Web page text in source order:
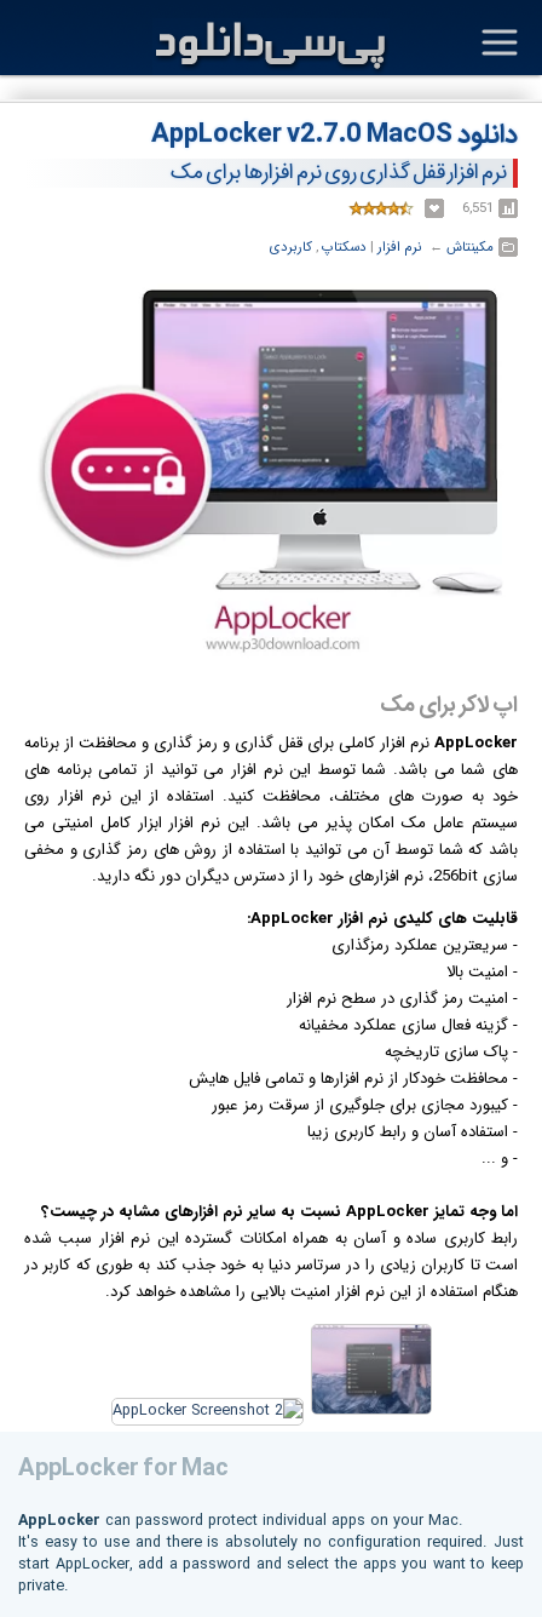
دانلود AppLocker v2.7.0 MacOS
نرم افزار قفل گذاری روی نرم افزارها برای مک
6,551
مکینتاش ← ‏ نرم افزار ‏| دسکتاپ,کاربردی
اپ لاکر برای مک
AppLockerنرم افزار کاملی برای قفل گذاری و رمز گذاری و محافظت از برنامه
های شما می باشد. شما توسط این نرم افزار می توانید از تمامی برنامه های
خود به صورت های مختلف، محافظت کنید. استفاده از این نرم افزار روی
سیستم عامل مک امکان پذیر می باشد. این نرم افزار ابزار کامل امنیتی می
باشد که شما توسط آن می توانید با استفاده از روش های رمز گذاری و مخفی
سازی 256bit، نرم افزارهای خود را از دسترس دیگران دور نگه دارید.
قابلیت های کلیدی نرم افزار
- سریعترین عملکرد رمزگذاری
- امنیت بالا
- امنیت رمز گذاری در سطح نرم افزار
- گزینه فعال سازی عملکرد مخفیانه
- پاک سازی تاریخچه
- محافظت خودکار از نرم افزارها و تمامی فایل هایش
- کیبورد مجازی برای جلوگیری از سرقت رمز عبور
- استفاده آسان و رابط کاربری زیبا
- و ...
اما وجه تمایز AppLocker نسبت به سایر نرم افزارهای مشابه در چیست؟
رابط کاربری ساده و آسان به همراه امکانات گسترده این نرم افزار سبب شده
است تا کاربران زیادی را در سرتاسر دنیا به خود جذب کند به طوری که کاربر در
هنگام استفاده از این نرم افزار امنیت بالایی را مشاهده خواهد کرد.
AppLocker for Mac
AppLocker can password protect individual apps on your Mac.
It's easy to use and there is absolutely no configuration required. Just
start AppLocker, add a password and select the apps you want to keep
private.